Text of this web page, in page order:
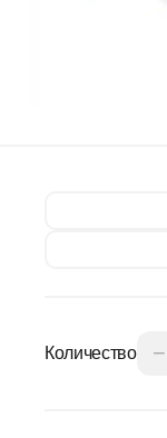
Количество −